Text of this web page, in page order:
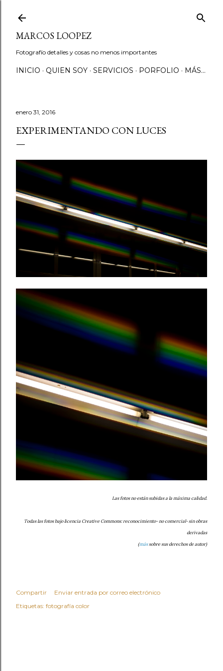
MARCOS LOOPEZ
Fotografío detalles y cosas no menos importantes
INICIO QUIEN SOY SERVICIOS PORFOLIO MÁS…
enero 31, 2016
EXPERIMENTANDO CON LUCES
Las fotos no están subidas a la máxima calidad.
Todas las fotos bajo licencia Creative Commons: reconocimiento- no comercial- sin obras
derivadas
(mássobre sus derechos de autor)
Compartir
Enviar entrada por correo electrónico
Etiquetas: fotografía color